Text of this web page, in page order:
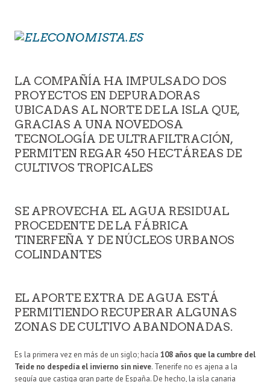
LA COMPAÑÍA HA IMPULSADO DOS
PROYECTOS EN DEPURADORAS
UBICADAS AL NORTE DE LA ISLA QUE,
GRACIAS A UNA NOVEDOSA
TECNOLOGÍA DE ULTRAFILTRACIÓN,
PERMITEN REGAR 450 HECTÁREAS DE
CULTIVOS TROPICALES
SE APROVECHA EL AGUA RESIDUAL
PROCEDENTE DE LA FÁBRICA
TINERFEÑA Y DE NÚCLEOS URBANOS
COLINDANTES
EL APORTE EXTRA DE AGUA ESTÁ
PERMITIENDO RECUPERAR ALGUNAS
ZONAS DE CULTIVO ABANDONADAS.
Es la primera vez en más de un siglo; hacía 108 años que la cumbre del
Teide no despedía el invierno sin nieve. Tenerife no es ajena a la
sequía que castiga gran parte de España. De hecho, la isla canaria